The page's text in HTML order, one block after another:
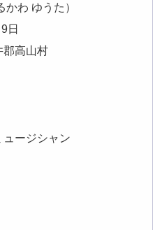
わ ゆうた）
日
郡高山村
ージシャン